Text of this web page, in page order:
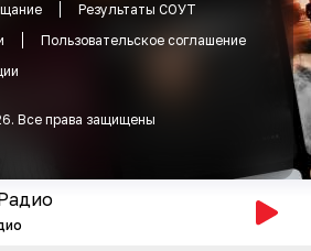
Результаты СОУТ
Пользовательское соглашение
. Все права защищены